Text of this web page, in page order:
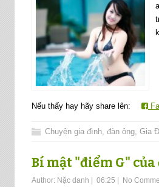
Nếu thấy hay hãy share lên:
Chuyện gia đình đàn ông Gia
Bí mật "điểm G"
Author: Nặc danh | 06:25 | No